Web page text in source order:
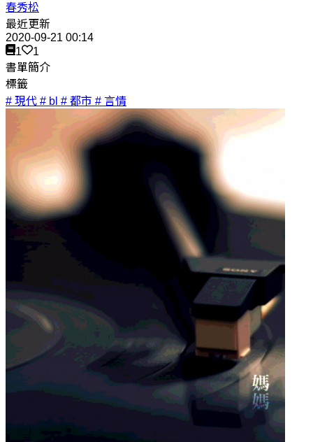
春秀松
最近更新
2020-09-21 00:14
1
1
書單簡介
標籤
# 現代 # bl # 都市 # 言情